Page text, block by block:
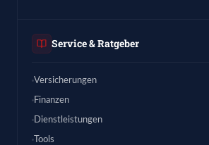
Service & Ratgeber
Versicherungen
Finanzen
Dienstleistungen
Tools